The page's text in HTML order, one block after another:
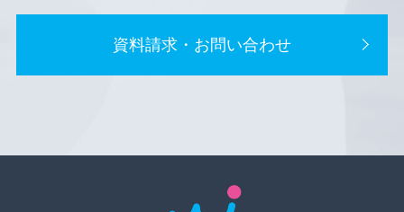
資料請求・お問い合わせ